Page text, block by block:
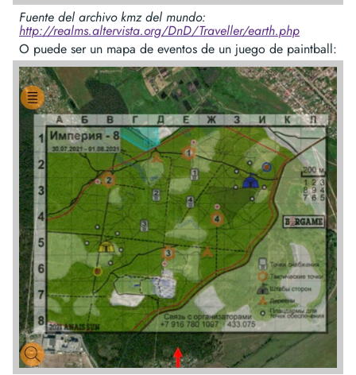
Fuente del archivo kmz del mundo:
http://realms.altervista.org/DnD/Traveller/earth.php
O puede ser un mapa de eventos de un juego de paintball: